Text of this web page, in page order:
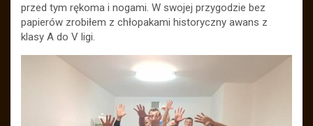
przed tym rękoma i nogami. W swojej przygodzie bez
papierów zrobiłem z chłopakami historyczny awans z
klasy A do V ligi.